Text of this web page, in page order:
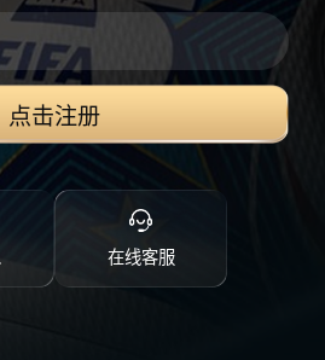
点击注册
在线客服